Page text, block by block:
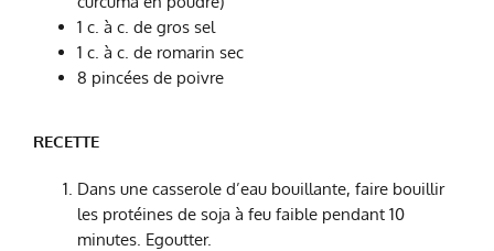
1 c. à c. de gros sel
1 c. à c. de romarin sec
8 pincées de poivre
RECETTE
Dans une casserole d’eau bouillante, faire bouillir
les protéines de soja à feu faible pendant 10
minutes. Egoutter.